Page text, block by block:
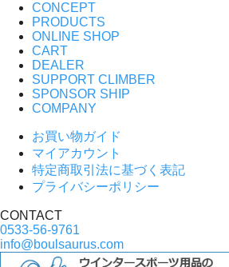
CONCEPT
PRODUCTS
ONLINE SHOP
CART
DEALER
SUPPORT CLIMBER
SPONSOR SHIP
COMPANY
お買い物ガイド
マイアカウント
特定商取引法に基づく表記
プライバシーポリシー
CONTACT
0533-56-9761
info@boulsaurus.com